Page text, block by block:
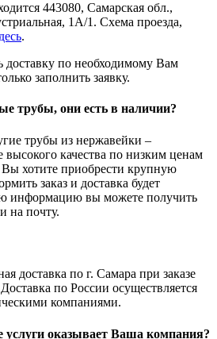
443080, Самарская обл.,
1А/1. Схема проезда,
.
по необходимому Вам
заполнить заявку.
трубы, они есть в наличии?
трубы из нержавейки –
высокого качества по низким ценам
хотите приобрести крупную
заказ и доставка будет
информацию вы можете получить
на почту.
доставка по г. Самара при заказе
по России осуществляется
компаниями.
услуги оказывает Ваша компания?